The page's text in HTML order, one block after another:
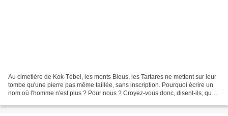
Au cimetière de Kok-Tébel, les monts Bleus, les Tartares ne mettent sur leur
tombe qu'une pierre pas même taillée, sans inscription. Pourquoi écrire un
nom où l'homme n'est plus ? Pour nous ? Croyez-vous donc, disent-ils, que